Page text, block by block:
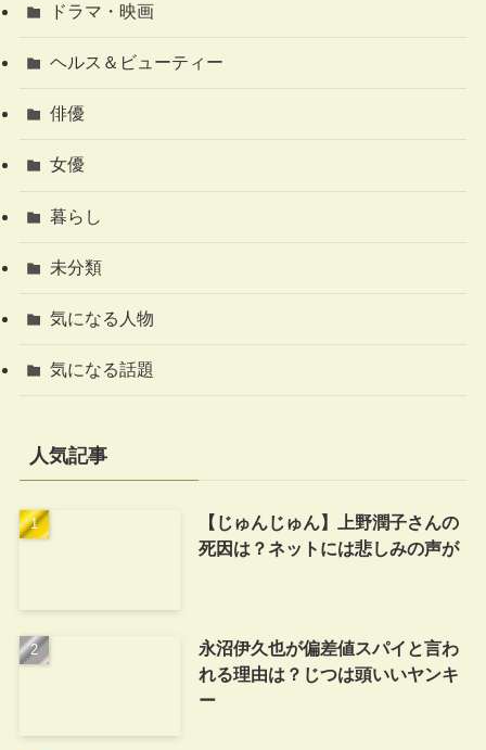
ドラマ・映画
ヘルス＆ビューティー
俳優
女優
暮らし
未分類
気になる人物
気になる話題
人気記事
【じゅんじゅん】上野潤子さんの
死因は？ネットには悲しみの声が
永沼伊久也が偏差値スパイと言わ
れる理由は？じつは頭いいヤンキ
ー